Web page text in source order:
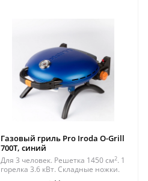
Газовый гриль Pro Iroda O-Grill
700T, синий
Для 3 человек. Решетка 1450 см2. 1
горелка 3.6 кВт. Складные ножки.